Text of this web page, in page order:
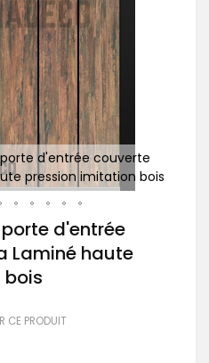
porte d'entrée couverte
pression imitation bois
porte d'entrée
Laminé haute
CE PRODUIT